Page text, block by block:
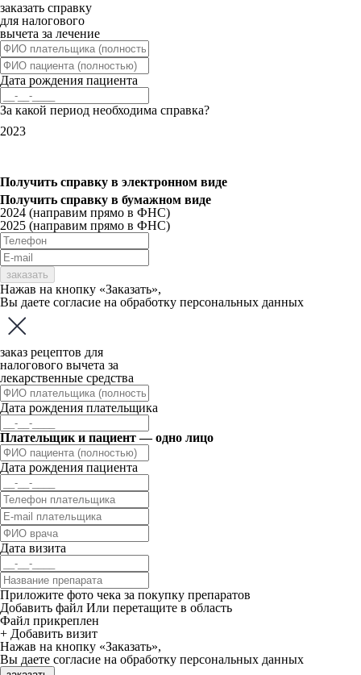
заказать справку
для налогового
вычета за лечение
Дата рождения пациента
За какой период необходима справка?
2023
Получить справку в электронном виде
Получить справку в бумажном виде
2024 (направим прямо в ФНС)
2025 (направим прямо в ФНС)
заказать
Нажав на кнопку «Заказать»,
Вы даете согласие на обработку персональных данных
заказ рецептов для
налогового вычета за
лекарственные средства
Дата рождения плательщика
Плательщик и пациент — одно лицо
Дата рождения пациента
Дата визита
Приложите фото чека за покупку препаратов
Добавить файл Или перетащите в область
Файл прикреплен
+ Добавить визит
Нажав на кнопку «Заказать»,
Вы даете согласие на обработку персональных данных